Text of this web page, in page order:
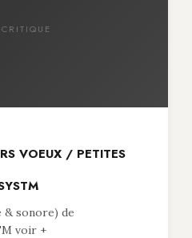
VOEUX / PETITES
& sonore) de
voir +